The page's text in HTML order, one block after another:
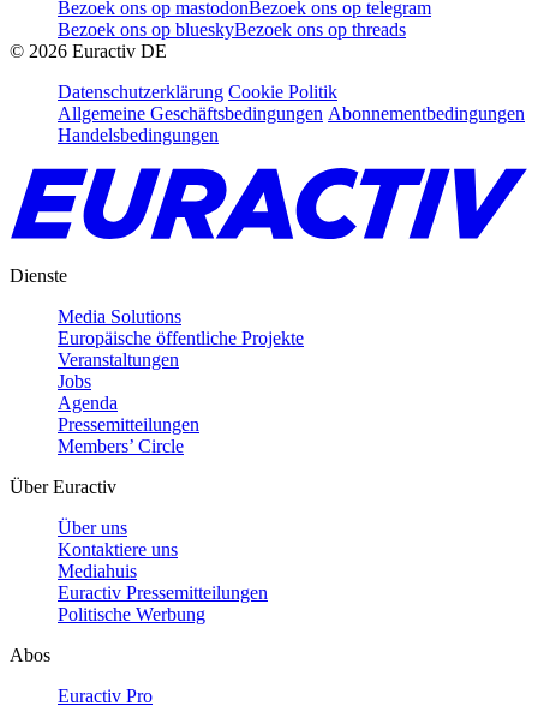
Bezoek ons op mastodonBezoek ons op telegram
Bezoek ons op blueskyBezoek ons op threads
© 2026 Euractiv DE
Datenschutzerklärung Cookie Politik
Allgemeine Geschäftsbedingungen Abonnementbedingungen
Handelsbedingungen
Dienste
Media Solutions
Europäische öffentliche Projekte
Veranstaltungen
Jobs
Agenda
Pressemitteilungen
Members’ Circle
Über Euractiv
Über uns
Kontaktiere uns
Mediahuis
Euractiv Pressemitteilungen
Politische Werbung
Abos
Euractiv Pro